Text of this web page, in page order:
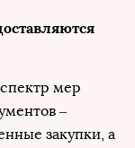
мер
–
закупки, а